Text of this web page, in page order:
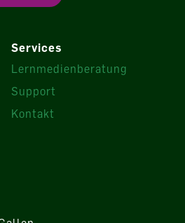
Services
Lernmedienberatung
Support
Kontakt